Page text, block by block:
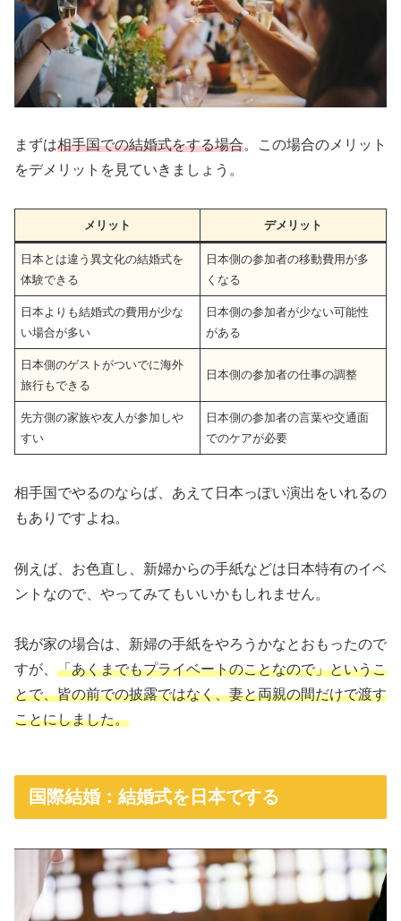
まずは相手国での結婚式をする場合。この場合のメリット
をデメリットを見ていきましょう。
メリット デメリット
日本とは違う異文化の結婚式を
体験できる
日本側の参加者の移動費用が多
くなる
日本よりも結婚式の費用が少な
い場合が多い
日本側の参加者が少ない可能性
がある
日本側のゲストがついでに海外
旅行もできる
日本側の参加者の仕事の調整
先方側の家族や友人が参加しや
すい
日本側の参加者の言葉や交通面
でのケアが必要
相手国でやるのならば、あえて日本っぽい演出をいれるの
もありですよね。
例えば、お色直し、新婦からの手紙などは日本特有のイベ
ントなので、やってみてもいいかもしれません。
我が家の場合は、新婦の手紙をやろうかなとおもったので
すが、 「あくまでもプライベートのことなので」というこ
とで、皆の前での披露ではなく、妻と両親の間だけで渡す
ことにしました。
国際結婚：結婚式を日本でする